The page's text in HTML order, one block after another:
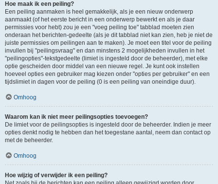
Hoe maak ik een peiling?
Een peiling aanmaken is heel gemakkelijk, als je een nieuw onderwerp
aanmaakt (of het eerste bericht in een onderwerp bewerkt en als je daar
permissies voor hebt) zou je een "voeg peiling toe" tabblad moeten zien
onderaan het berichten-gedeelte (als je dit tabblad niet kan zien, heb je niet de
juiste permissies om peilingen aan te maken). Je moet een titel voor de peiling
invullen bij "peilingsvraag" en dan minstens 2 mogelijkheden invullen in het
"peilingopties"-tekstgedeelte (limiet is ingesteld door de beheerder), met elke
optie gescheiden door middel van een nieuwe regel. Je kunt ook instellen
hoeveel opties een gebruiker mag kiezen onder "opties per gebruiker" en een
tijdslimiet in dagen voor de peiling (0 is een peiling van oneindige duur).
Omhoog
Waarom kan ik niet meer peilingsopties toevoegen?
De limiet voor de peilingsopties is ingesteld door de beheerder. Indien je meer
opties denkt nodig te hebben dan het toegestane aantal, neem dan contact op
met de beheerder.
Omhoog
Hoe wijzig of verwijder ik een peiling?